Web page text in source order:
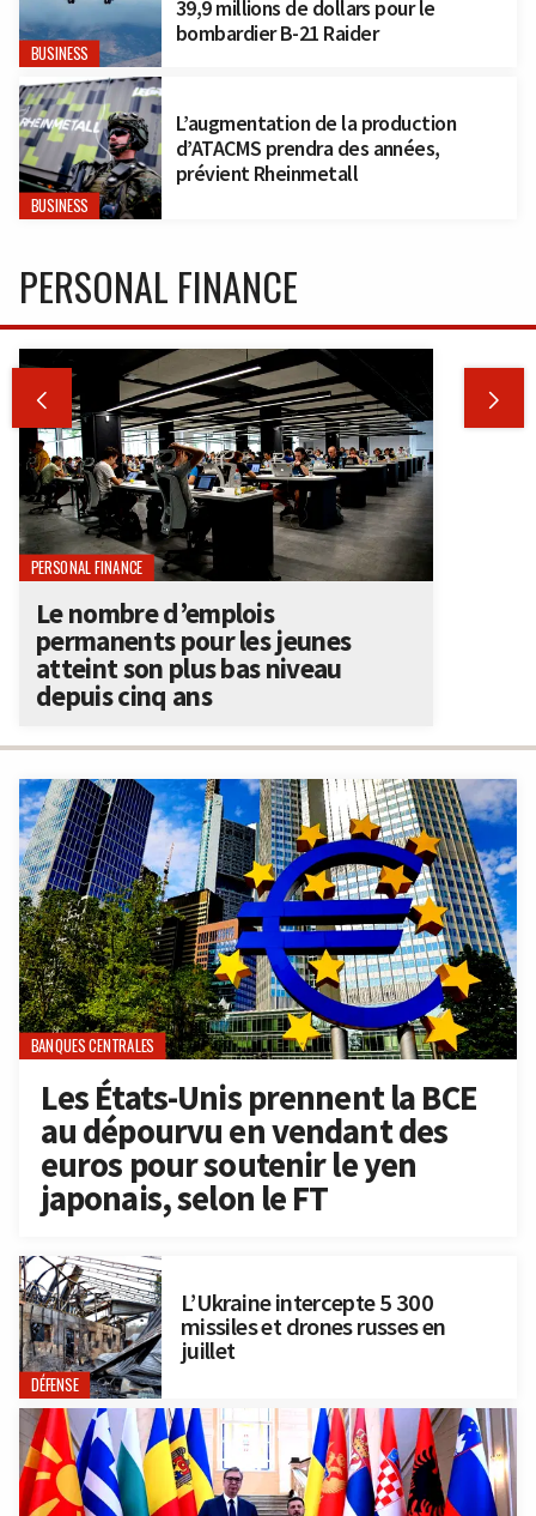
BUSINESS
39,9 millions de dollars pour le
bombardier B-21 Raider
BUSINESS
L’augmentation de la production
d’ATACMS prendra des années,
prévient Rheinmetall
BANQUES CENTRALES
Les États-Unis prennent la BCE
au dépourvu en vendant des
euros pour soutenir le yen
japonais, selon le FT
DÉFENSE
L’Ukraine intercepte 5 300
missiles et drones russes en
juillet
PERSONAL FINANCE
 
PERSONAL FINANCE
Le nombre d’emplois
permanents pour les jeunes
atteint son plus bas niveau
depuis cinq ans